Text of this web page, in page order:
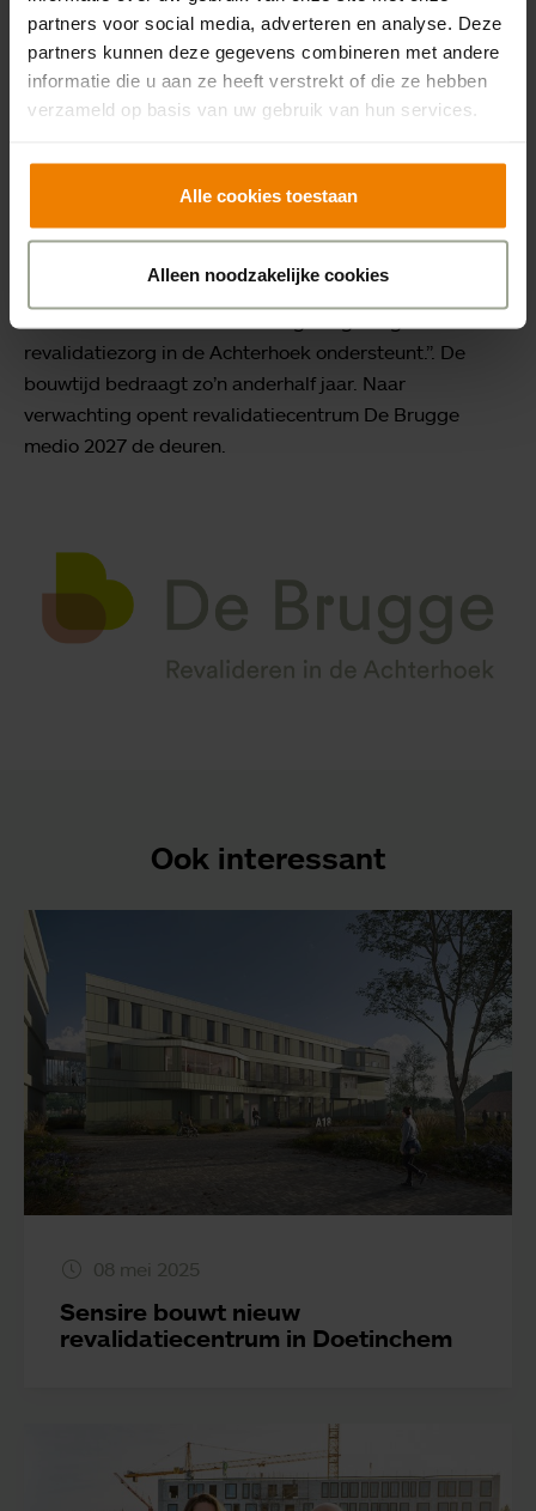
partners voor social media, adverteren en analyse. Deze
partners kunnen deze gegevens combineren met andere
informatie die u aan ze heeft verstrekt of die ze hebben
verzameld op basis van uw gebruik van hun services.
Alle cookies toestaan
Alleen noodzakelijke cookies
tijdelijk verblijf. Het revalidatiecentrum wordt gebouwd
volgens de nieuwste duurzaamheidsnormen met
aandacht voor comfort, toegankelijkheid en een
In september 2025 werd de bouwopdracht gegund aan
Rots Bouw. Directeur Egbert-Jan Rots: “We zijn trots
met Alferink Installatietechniek bouwen we aan een
revalidatiezorg in de Achterhoek ondersteunt.”. De
bouwtijd bedraagt zo’n anderhalf jaar. Naar
verwachting opent revalidatiecentrum De Brugge
medio 2027 de deuren.
Ook interessant
08 mei 2025
Sensire bouwt nieuw
revalidatiecentrum in Doetinchem